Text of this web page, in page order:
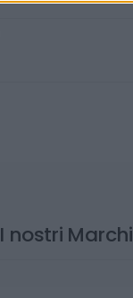
I nostri Marchi